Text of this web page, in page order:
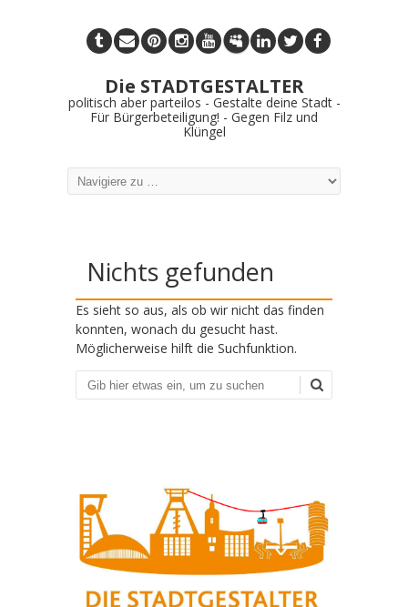
Die STADTGESTALTER
politisch aber parteilos - Gestalte deine Stadt -
Für Bürgerbeteiligung! - Gegen Filz und
Klüngel
Nichts gefunden
Es sieht so aus, als ob wir nicht das finden
konnten, wonach du gesucht hast.
Möglicherweise hilft die Suchfunktion.
Suchen